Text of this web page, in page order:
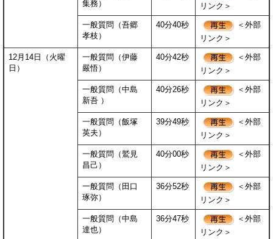
集務）
リンク＞
一般質問（吾郷
孝枝）
40分40秒
＜外部
リンク＞
12月14日（火曜
日）
一般質問（伊藤
嚴悟）
40分42秒
＜外部
リンク＞
一般質問（中島
新吾 ）
40分26秒
＜外部
リンク＞
一般質問（飯塚
英夫）
39分49秒
＜外部
リンク＞
一般質問（鷲見
昌己）
40分00秒
＜外部
リンク＞
一般質問（田口
琢弥）
36分52秒
＜外部
リンク＞
一般質問（中島
達也）
36分47秒
＜外部
リンク＞